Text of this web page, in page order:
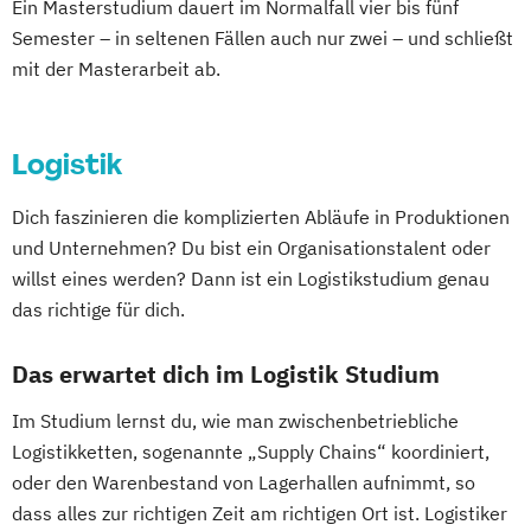
Digital Business (DE/EN)
Digital Business Management
(DE/EN)
Digital Transformation Management -
Gesundheitswesen
Digitale Betriebswirtschaftslehre
Digitale Transformation
E-Commerce Elektrotechnik
Engineering (DE/EN)
Entrepreneurship (DE/EN)
Ergotherapie
Ernährungswissenschaften
Erwachsenenbildung
General Management
Gesundheits- und Krankenpflege
Gesundheitsmanagement und Public
Gesundheitstourismus und
Freizeitmanagement
Global Green and Social Business
Global Strategic Decision Making
IT & Mobile Security
IT Architecture IT-Recht & Management
Industrial Design
Industrielle Mechatronik
International Petroleum Engineering
Kunststofftechnik
Metallurgie
Montanmaschinenbau
Recyclingtechnik
Responsible Consumption and Production
Rohstoffgewinnung und Tunnelbau
Rohstoffverarbeitung
Sustainable Materials
Sustainable Mineral and Metal Processing
Engineering
Ein Masterstudium dauert im Normalfall vier bis fünf
Semester – in seltenen Fällen auch nur zwei – und schließt
mit der Masterarbeit ab.
Logistik
Dich faszinieren die komplizierten Abläufe in Produktionen
und Unternehmen? Du bist ein Organisationstalent oder
willst eines werden? Dann ist ein Logistikstudium genau
das richtige für dich.
Das erwartet dich im Logistik Studium
Im Studium lernst du, wie man zwischenbetriebliche
Logistikketten, sogenannte „Supply Chains“ koordiniert,
oder den Warenbestand von Lagerhallen aufnimmt, so
dass alles zur richtigen Zeit am richtigen Ort ist. Logistiker